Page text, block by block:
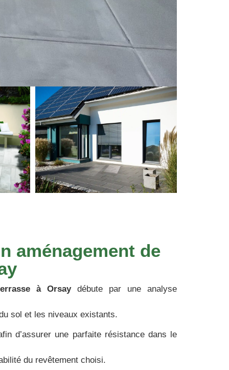
aménagement de
à Orsaydébute par une analyse
sol et les niveaux existants.
d’assurer une parfaite résistance dans le
du revêtement choisi.